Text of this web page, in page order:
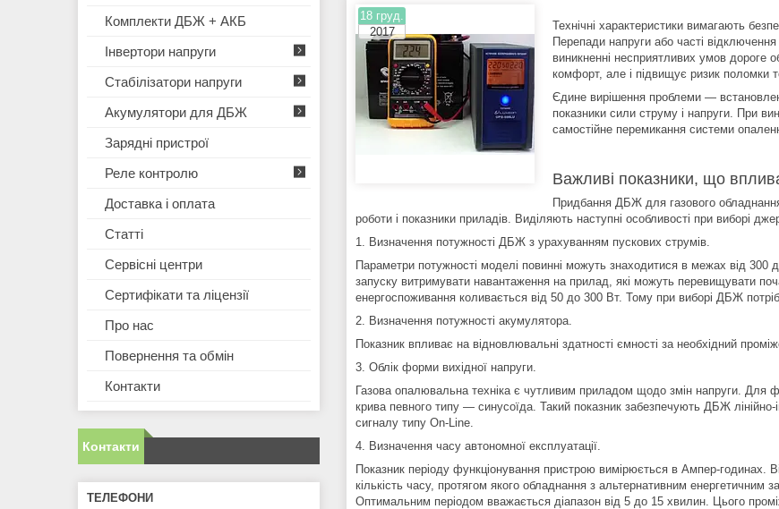
18 груд.
2017
Технічні характеристики вимагають
Перепади напруги або часті
виникненні несприятливих умов дороге
комфорт, але і підвищує ризик поломки
Єдине вирішення проблеми —
показники сили струму і напруги. При
самостійне перемикання системи
Важливі показники, що
Придбання ДБЖ для газового
роботи і показники приладів. Виділяють наступні особливості при виборі
1. Визначення потужності ДБЖ з урахуванням пускових струмів.
Параметри потужності моделі повинні можуть знаходитися в межах від 300
запуску витримувати навантаження на прилад, які можуть перевищувати
енергоспоживання коливається від 50 до 300 Вт. Тому при виборі ДБЖ
2. Визначення потужності акумулятора.
Показник впливає на відновлювальні здатності ємності за необхідний
3. Облік форми вихідної напруги.
Газова опалювальна техніка є чутливим приладом щодо змін напруги. Для
крива певного типу — синусоїда. Такий показник забезпечують ДБЖ
сигналу типу On-Line.
4. Визначення часу автономної експлуатації.
Показник періоду функціонування пристрою вимірюється в Ампер-годинах.
кількість часу, протягом якого обладнання з альтернативним енергетичним
Оптимальним періодом вважається діапазон від 5 до 15 хвилин. Цього
Комплекти ДБЖ + АКБ
Інвертори напруги
Стабілізатори напруги
Акумулятори для ДБЖ
Зарядні пристрої
Реле контролю
Доставка і оплата
Статті
Сервісні центри
Сертифікати та ліцензії
Про нас
Повернення та обмін
Контакти
Контакти